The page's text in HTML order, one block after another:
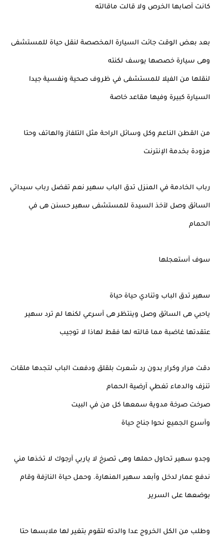
كانت آصابها الخرص ولا قالت ماقالته
بعد بعض الوقت جائت السيارة المخصصة لنقل حياة للمستشفى
وهى سيارة خصصها يوسف لكنته
لنقلها من الفيلا للمستشفى في ظروف صحية ونفسية جيدا
السيارة كبيرة وفيها مقاعد خاصة
من القطن الناعم وكل وسائل الراحة مثل التلفاز والهاتف وحتا
مزودة بخدمة الإنترنت
رباب الخادمة في المنزل تدق الباب سهير نعم تفضل رباب سيداتي
السائق وصل لآخذ السيدة للمستشفى سهير حسنن هى في
الحمام
سوف آستعجلها
سهير تدق الباب وتنادي حياة حياة
ياحبي هى السائق وصل وينتظر هى آسرعي لكنها لم ترد سهير
عتقدتها غاضبة مما قالته لها فقط لهاذا لا توجيب
دقت مرار وكرار بدون رد شعرت بلقلق ودفعت الباب لتجدها ملقات
تنزف والدماء تغطي آرضية الحمام
صرخت صرخة مدوية سمعها كل من في البيت
وآسرع الجميع نحوا جناح حياة
وجدو سهير تحاول حملها وهى تصرخ لا ياربي آرجوك لا تخذها مني
ندفع عمار لدخل وآبعد سهير المنهارة. وحمل حياة النازفة وقام
بوضعها على السرير
وطلب من الكل الخروج عدا والدته لتقوم بتغير لها ملابسها حتا